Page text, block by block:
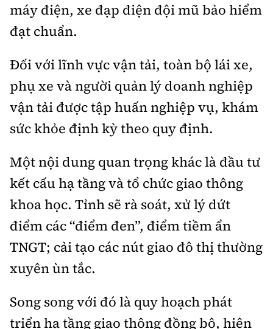
máy điện, xe đạp điện đội mũ bảo hiểm
đạt chuẩn.
Đối với lĩnh vực vận tải, toàn bộ lái xe,
phụ xe và người quản lý doanh nghiệp
vận tải được tập huấn nghiệp vụ, khám
sức khỏe định kỳ theo quy định.
Một nội dung quan trọng khác là đầu tư
kết cấu hạ tầng và tổ chức giao thông
khoa học. Tỉnh sẽ rà soát, xử lý dứt
điểm các “điểm đen”, điểm tiềm ẩn
TNGT; cải tạo các nút giao đô thị thường
xuyên ùn tắc.
Song song với đó là quy hoạch phát
triển hạ tầng giao thông đồng bộ, hiện